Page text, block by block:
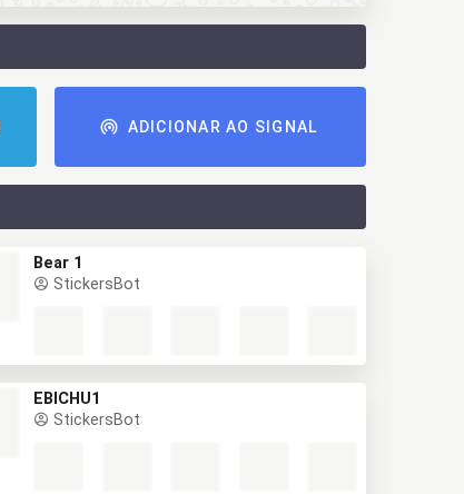
ADICIONAR AO SIGNAL
Bear 1
StickersBot
EBICHU1
StickersBot